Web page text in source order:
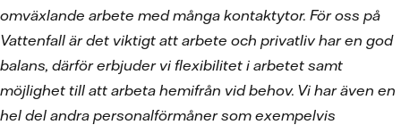
omväxlande arbete med många kontaktytor. För oss på
Vattenfall är det viktigt att arbete och privatliv har en god
balans, därför erbjuder vi flexibilitet i arbetet samt
möjlighet till att arbeta hemifrån vid behov. Vi har även en
hel del andra personalförmåner som exempelvis